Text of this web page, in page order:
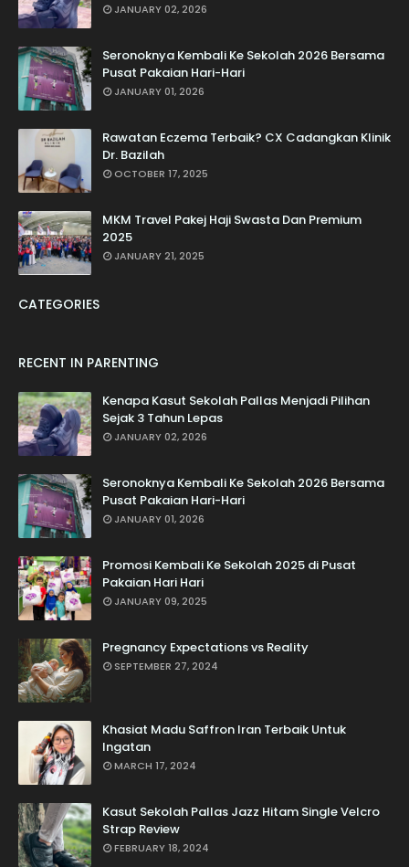
JANUARY 02, 2026
Seronoknya Kembali Ke Sekolah 2026 Bersama
Pusat Pakaian Hari-Hari
JANUARY 01, 2026
Rawatan Eczema Terbaik? CX Cadangkan Klinik
Dr. Bazilah
OCTOBER 17, 2025
MKM Travel Pakej Haji Swasta Dan Premium
2025
JANUARY 21, 2025
CATEGORIES
RECENT IN PARENTING
Kenapa Kasut Sekolah Pallas Menjadi Pilihan
Sejak 3 Tahun Lepas
JANUARY 02, 2026
Seronoknya Kembali Ke Sekolah 2026 Bersama
Pusat Pakaian Hari-Hari
JANUARY 01, 2026
Promosi Kembali Ke Sekolah 2025 di Pusat
Pakaian Hari Hari
JANUARY 09, 2025
Pregnancy Expectations vs Reality
SEPTEMBER 27, 2024
Khasiat Madu Saffron Iran Terbaik Untuk
Ingatan
MARCH 17, 2024
Kasut Sekolah Pallas Jazz Hitam Single Velcro
Strap Review
FEBRUARY 18, 2024